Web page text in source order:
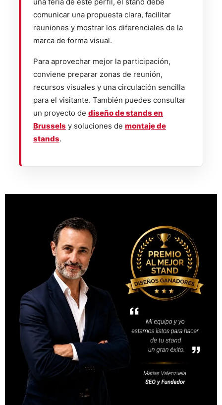
comunicar una propuesta clara, facilitar
reuniones y mostrar los diferenciales de la
marca de forma visual.
Para aprovechar mejor la participación,
conviene preparar zonas de reunión,
recursos visuales y una circulación sencilla
para el visitante. También puedes consultar
un proyecto de diseño de stands en
Brussels y soluciones de montaje de
stands.